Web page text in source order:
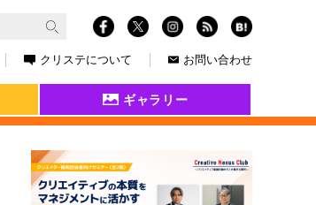
クリステについて お問い合わせ
ギャラリー